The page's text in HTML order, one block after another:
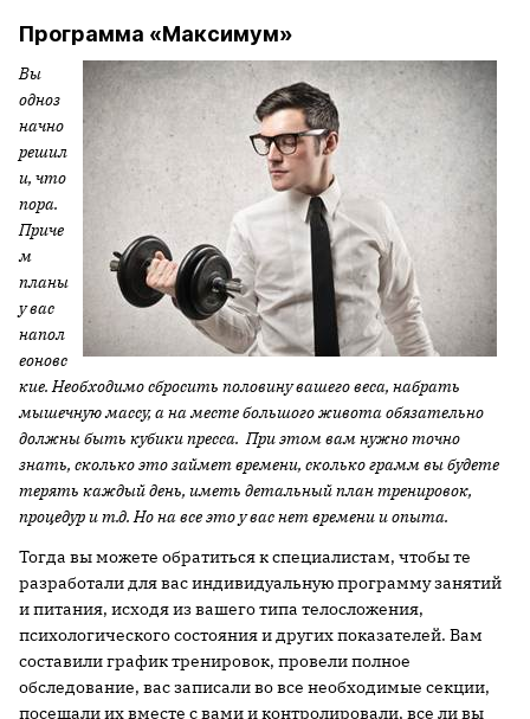
Программа «Максимум»
Вы
одноз
начно
решил
и, что
пора.
Приче
м
планы
у вас
напол
еоновс
кие. Необходимо сбросить половину вашего веса, набрать
мышечную массу, а на месте большого живота обязательно
должны быть кубики пресса. При этом вам нужно точно
знать, сколько это займет времени, сколько грамм вы будете
терять каждый день, иметь детальный план тренировок,
процедур и т.д. Но на все это у вас нет времени и опыта.
Тогда вы можете обратиться к специалистам, чтобы те
разработали для вас индивидуальную программу занятий
и питания, исходя из вашего типа телосложения,
психологического состояния и других показателей. Вам
составили график тренировок, провели полное
обследование, вас записали во все необходимые секции,
посещали их вместе с вами и контролировали, все ли вы